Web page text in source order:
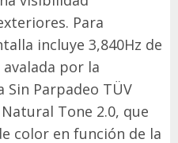
Para
incluye 3,840Hz de
por la
Sin Parpadeo TÜV
Tone 2.0, que
color en función de la